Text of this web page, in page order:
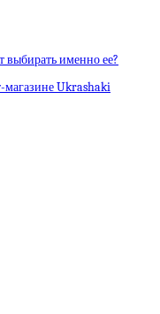
выбирать именно ее?
магазине Ukrashaki